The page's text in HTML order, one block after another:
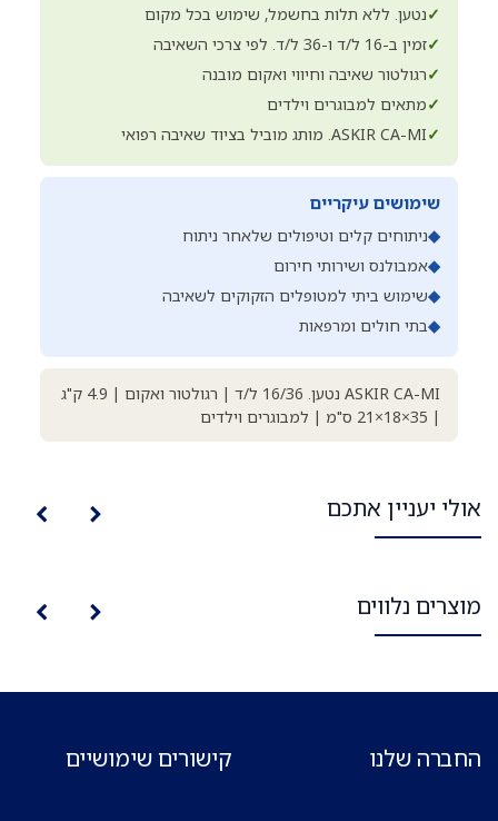
✓נטען. ללא תלות בחשמל, שימוש בכל מקום
✓זמין ב-16 ל/ד ו-36 ל/ד. לפי צרכי השאיבה
✓רגולטור שאיבה וחיווי ואקום מובנה
✓מתאים למבוגרים וילדים
✓ASKIR CA-MI. מותג מוביל בציוד שאיבה רפואי
שימושים עיקריים
◆ניתוחים קלים וטיפולים שלאחר ניתוח
◆אמבולנס ושירותי חירום
◆שימוש ביתי למטופלים הזקוקים לשאיבה
◆בתי חולים ומרפאות
ASKIR CA-MI נטען. 16/36 ל/ד | רגולטור ואקום | 4.9 ק"ג
| 35×18×21 ס"מ | למבוגרים וילדים
אולי יעניין אתכם
מוצרים נלווים
החברה שלנו קישורים שימושיים